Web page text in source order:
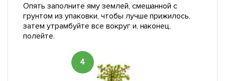
Опять заполните яму землей, смешанной с
грунтом из упаковки, чтобы лучше прижилось,
затем утрамбуйте все вокруг и, наконец,
полейте.
4